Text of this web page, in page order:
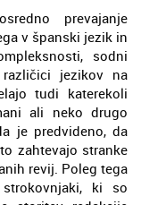
prevajanje
v španski jezik in
sodni
jezikov na
tudi katerekoli
ali neko drugo
je predvideno, da
zahtevajo stranke
revij. Poleg tega
ki so